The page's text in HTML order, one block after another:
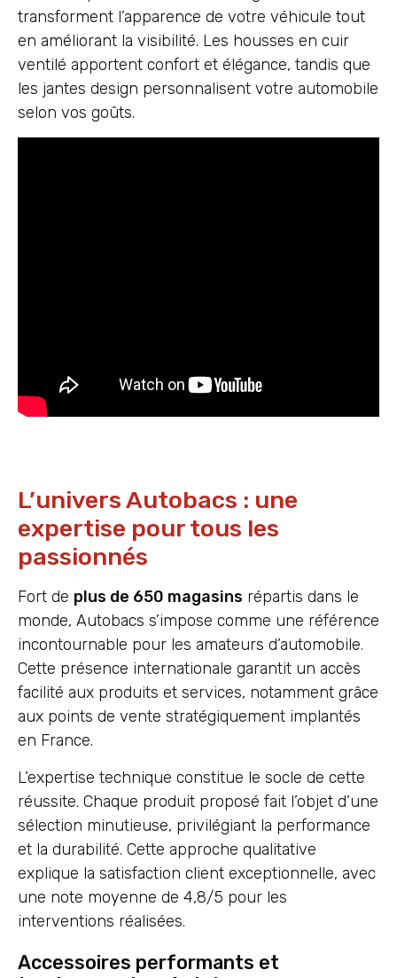
transforment l’apparence de votre véhicule tout
en améliorant la visibilité. Les housses en cuir
ventilé apportent confort et élégance, tandis que
les jantes design personnalisent votre automobile
selon vos goûts.
L’univers Autobacs : une
expertise pour tous les
passionnés
Fort de plus de 650 magasins répartis dans le
monde, Autobacs s’impose comme une référence
incontournable pour les amateurs d’automobile.
Cette présence internationale garantit un accès
facilité aux produits et services, notamment grâce
aux points de vente stratégiquement implantés
en France.
L’expertise technique constitue le socle de cette
réussite. Chaque produit proposé fait l’objet d’une
sélection minutieuse, privilégiant la performance
et la durabilité. Cette approche qualitative
explique la satisfaction client exceptionnelle, avec
une note moyenne de 4,8/5 pour les
interventions réalisées.
Accessoires performants et